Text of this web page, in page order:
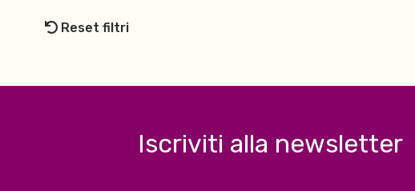
Reset filtri
Iscriviti alla newsletter